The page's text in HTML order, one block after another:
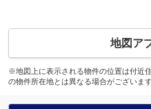
地図ア
※地図上に表示される物件の位置は付近
の物件所在地とは異なる場合がございます